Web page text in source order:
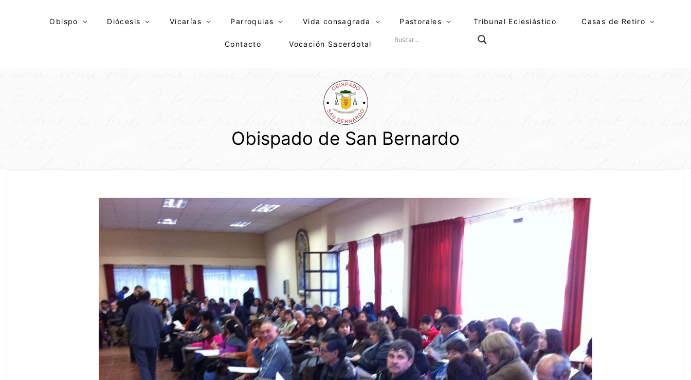
Obispo Diócesis Vicarías Parroquias Vida consagrada Pastorales Tribunal Eclesiástico Casas de Retiro
Contacto Vocación Sacerdotal
Obispado de San Bernardo